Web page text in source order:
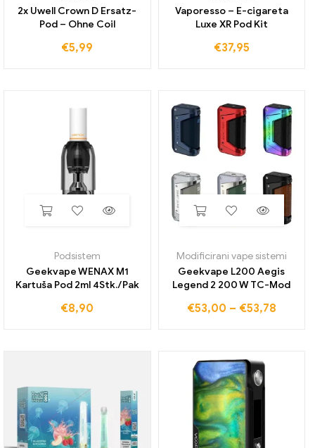
2x Uwell Crown D Ersatz-
Pod – Ohne Coil
€5,99
Vaporesso – E-cigareta
Luxe XR Pod Kit
€37,95
Podsistem
Geekvape WENAX M1
Kartuša Pod 2ml 4Stk./Pak
€8,90
Modificirani vape sistemi
Geekvape L200 Aegis
Legend 2 200 W TC-Mod
€53,00 – €53,78